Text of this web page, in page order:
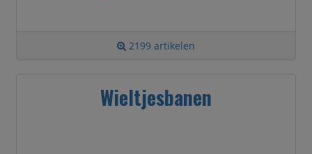
2199 artikelen
Wieltjesbanen